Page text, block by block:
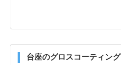
台座のグロスコーティング